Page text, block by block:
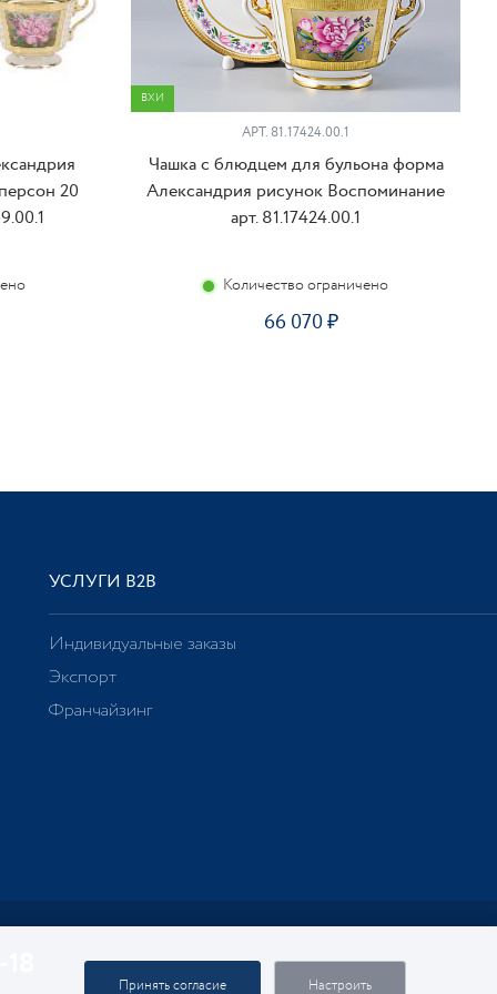
20
ВХИ
АРТ. 81.17424.00.1
Чашка с блюдцем для бульона форма
Александрия рисунок Воспоминание
арт. 81.17424.00.1
Количество ограничено
66 070
УСЛУГИ В2В
Индивидуальные заказы
Экспорт
Франчайзинг
Принять согласие Настроить